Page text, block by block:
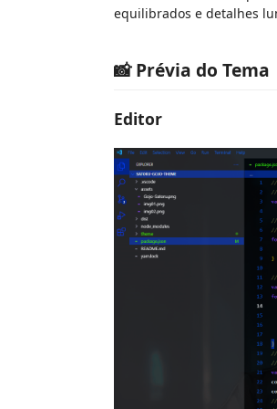
equilibrados e detalhes
📸 Prévia do Tema
Editor